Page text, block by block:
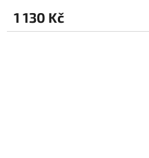
1 130 Kč